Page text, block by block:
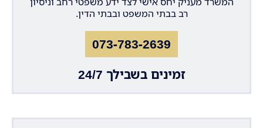
רב בבתי המשפט ובבתי הדין.
073-783-2639
זמינים בשבילך 24/7